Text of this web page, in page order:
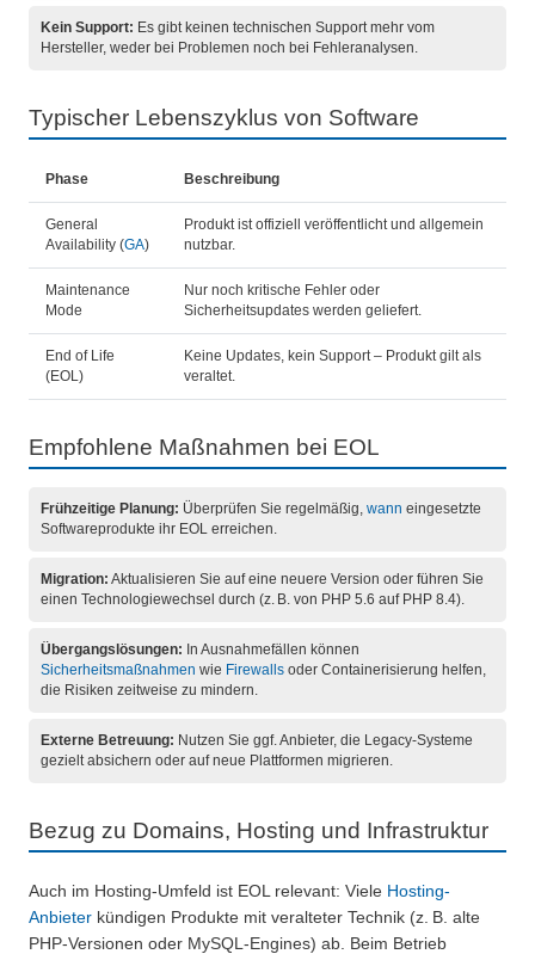
Kein Support: Es gibt keinen technischen Support mehr vom
Hersteller, weder bei Problemen noch bei Fehleranalysen.
Typischer Lebenszyklus von Software
Phase Beschreibung
General
Availability (GA)
Produkt ist offiziell veröffentlicht und allgemein
nutzbar.
Maintenance
Mode
Nur noch kritische Fehler oder
Sicherheitsupdates werden geliefert.
End of Life
(EOL)
Keine Updates, kein Support – Produkt gilt als
veraltet.
Empfohlene Maßnahmen bei EOL
Frühzeitige Planung: Überprüfen Sie regelmäßig, wann eingesetzte
Softwareprodukte ihr EOL erreichen.
Migration: Aktualisieren Sie auf eine neuere Version oder führen Sie
einen Technologiewechsel durch (z. B. von PHP 5.6 auf PHP 8.4).
Übergangslösungen: In Ausnahmefällen können
Sicherheitsmaßnahmen wie Firewalls oder Containerisierung helfen,
die Risiken zeitweise zu mindern.
Externe Betreuung: Nutzen Sie ggf. Anbieter, die Legacy-Systeme
gezielt absichern oder auf neue Plattformen migrieren.
Bezug zu Domains, Hosting und Infrastruktur
Auch im Hosting-Umfeld ist EOL relevant: Viele Hosting-
Anbieter kündigen Produkte mit veralteter Technik (z. B. alte
PHP-Versionen oder MySQL-Engines) ab. Beim Betrieb